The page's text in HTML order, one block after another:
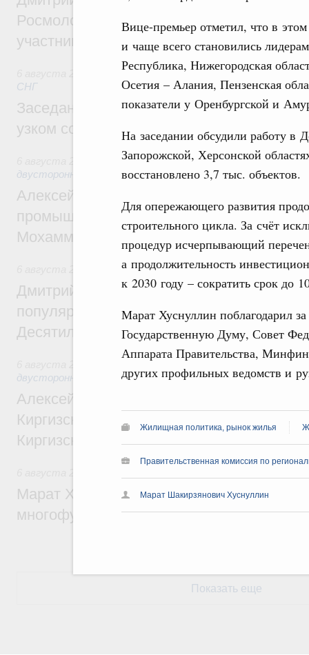
Вице-премьер отметил, что в
и чаще всего становились
Республика, Нижегородская
Осетия – Алания, Пензенская
показатели у Оренбургской и
На заседании обсудили работу в
Запорожской, Херсонской
восстановлено 3,7 тыс. объектов.
Для опережающего развития
строительного цикла. За счёт
процедур исчерпывающий
а продолжительность
к 2030 году – сократить срок до
Марат Хуснуллин поблагодарил
Государственную Думу, Совет
Аппарата Правительства,
других профильных ведомств и
Жилищная политика, рынок жилья
Правительственная комиссия по
Марат Шакирзянович Хуснуллин
Росмолодёжи Григорий Гуров
участников проекта «Кольцо открытий»
Евразийский экономический союз.
СНГ
Заседание Евразийского
узком составе
Экономические отношения с
двусторонней основе
Алексей Оверчук провёл рабочую
промышленности, недропользования и
Мохаммадом Атабаком
Внутренний и въездной туризм
Дмитрий Чернышенко: Порядка 110
популярного туризма в 35 регионах
Десятилетия науки и технологий
Экономические и гуманитарные
двусторонней основе
Алексей Оверчук принял участие в
Киргизского экономического форума и
Киргизской межрегиональной
Марат Хуснуллин: На двух скоростных
многофункциональные зоны дорожного
Показать еще